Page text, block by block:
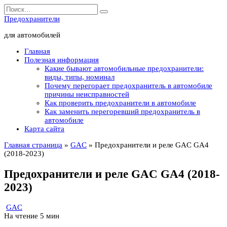
Перейти
к
содержанию
Search
for:
Предохранители
для автомобилей
Главная
Полезная информация
Какие бывают автомобильные предохранители:
виды, типы, номинал
Почему перегорает предохранитель в автомобиле
причины неисправностей
Как проверить предохранители в автомобиле
Как заменить перегоревший предохранитель в
автомобиле
Карта сайта
Главная страница » GAC » Предохранители и реле GAC GA4
(2018-2023)
Предохранители и реле GAC GA4 (2018-
2023)
GAC
На чтение 5 мин